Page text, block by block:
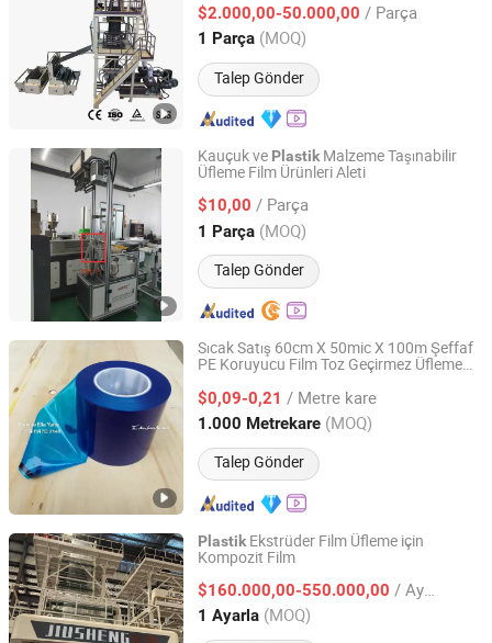
$2.000,00-50.000,00 / Parça
1 Parça (MOQ)
Talep Gönder
Jiangsu, China Fiyat 2016
Kauçuk ve PlastikMalzeme Taşınabilir
Üfleme Film Ürünleri Aleti
$10,00 / Parça
1 Parça (MOQ)
Talep Gönder
Harbin Hapro Electric Technology Co., Ltd.
Heilongjiang, China Fiyat 2021
Sıcak Satış 60cm X 50mic X 100m Şeffaf
PE Koruyucu Film Toz Geçirmez Üfleme
Yumuşak YapışkanPlastik
$0,09-0,21 / Metre kare
1.000 Metrekare (MOQ)
Talep Gönder
Shanghai Fenyue Packaging Products Co., Ltd.
Shanghai, China Fiyat 2025
Plastik Ekstrüder Film Üfleme için
Kompozit Film
$160.000,00-550.000,00 / Ayarla
1 Ayarla (MOQ)
Wuhan Jiusheng Plastic Machine Co., Ltd.
Hubei, China Fiyat 2024